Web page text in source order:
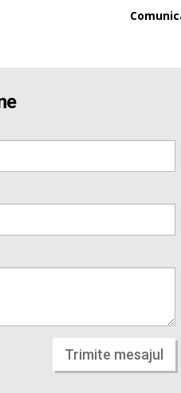
Trimite mesajul